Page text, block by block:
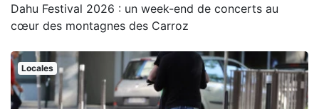
Dahu Festival 2026 : un week-end de concerts au
cœur des montagnes des Carroz
Locales